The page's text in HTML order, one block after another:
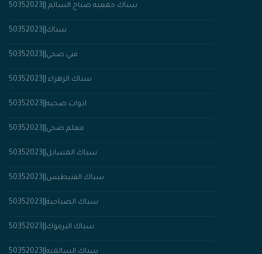
سباك جمعيه صباح السالم ||50352023
سباك||50352023
فني صحي||50352023
50352023|| سباك الزهراء
ادوات صحيه||50352023
معلم صحي||50352023
سباك المسايل||50352023
سباك الفنيطيس||50352023
سباك الصباحية||50352023
سباك اليرموك||50352023
سباك السالميه||50352023